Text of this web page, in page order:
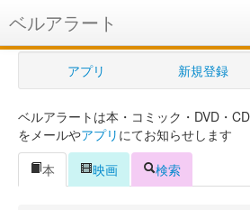
ベルアラート
ベルアラートとは
ヘルプ
新規登録
ログイン
アプリ 新規登録
ベルアラートは本・コミック・DVD・
をメールやアプリ にてお知らせします
本
映画 検索